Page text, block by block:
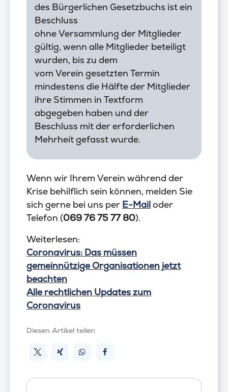
des Bürgerlichen Gesetzbuchs ist ein
Beschluss
ohne Versammlung der Mitglieder
gültig, wenn alle Mitglieder beteiligt
wurden, bis zu dem
vom Verein gesetzten Termin
mindestens die Hälfte der Mitglieder
ihre Stimmen in Textform
abgegeben haben und der
Beschluss mit der erforderlichen
Mehrheit gefasst wurde.
Wenn wir Ihrem Verein während der
Krise behilflich sein können, melden Sie
sich gerne bei uns per E-Mailoder
Telefon (069 76 75 77 80).
Weiterlesen:
Coronavirus: Das müssen
gemeinnützige Organisationen jetzt
beachten
Alle rechtlichen Updates zum
Coronavirus
Diesen Artikel teilen